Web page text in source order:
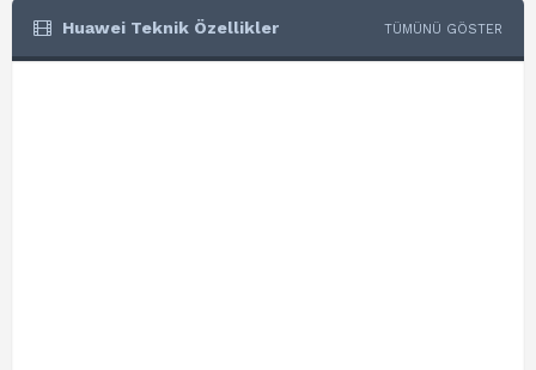
Huawei Teknik Özellikler TÜMÜNÜ GÖSTER